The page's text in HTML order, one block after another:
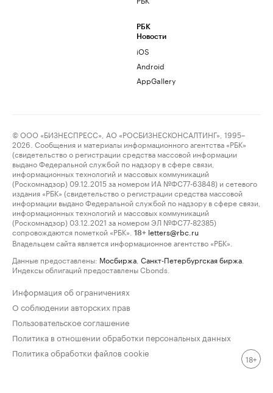
РБК
Новости
iOS
Android
AppGallery
© ООО «БИЗНЕСПРЕСС», АО «РОСБИЗНЕСКОНСАЛТИНГ», 1995–
2026. Сообщения и материалы информационного агентства «РБК»
(свидетельство о регистрации средства массовой информации
выдано Федеральной службой по надзору в сфере связи,
информационных технологий и массовых коммуникаций
(Роскомнадзор) 09.12.2015 за номером ИА №ФС77-63848) и сетевого
издания «РБК» (свидетельство о регистрации средства массовой
информации выдано Федеральной службой по надзору в сфере связи,
информационных технологий и массовых коммуникаций
(Роскомнадзор) 03.12.2021 за номером ЭЛ №ФС77-82385)
сопровождаются пометкой «РБК».
18+ letters@rbc.ru
Владельцем сайта является информационное агентство «РБК».
Данные предоставлены: Мосбиржа Санкт-Петербургская биржа
Индексы облигаций предоставлены Cbonds.
Информация об ограничениях
О соблюдении авторских прав
Пользовательское соглашение
Политика в отношении обработки персональных данных
Политика обработки файлов cookie
18+